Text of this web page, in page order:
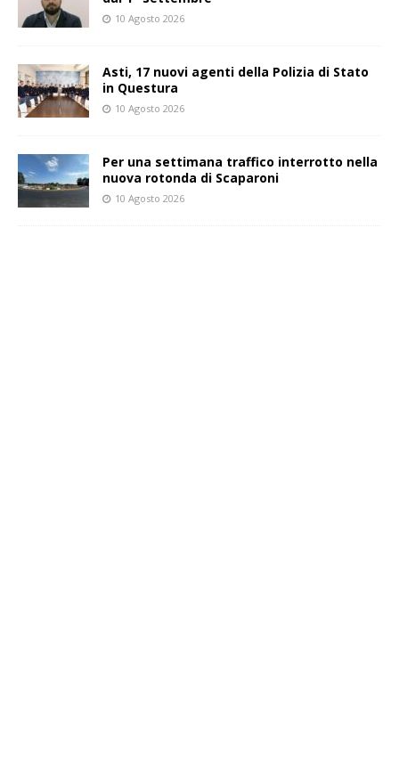
10 Agosto 2026
Asti, 17 nuovi agenti della Polizia di Stato
in Questura
10 Agosto 2026
Per una settimana traffico interrotto nella
nuova rotonda di Scaparoni
10 Agosto 2026